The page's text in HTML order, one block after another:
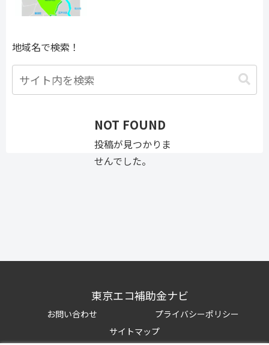
地域名で検索！
NOT FOUND
投稿が見つかりま
せんでした。
東京エコ補助金ナビ
お問い合わせ
プライバシーポリシー
サイトマップ